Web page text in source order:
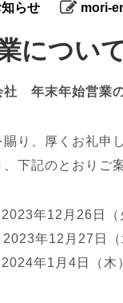
らせ mori-
につい
社 年末年始営業
り、厚くお礼申
下記のとおりご
年12月26日（
年12月27日
年1月4日（木